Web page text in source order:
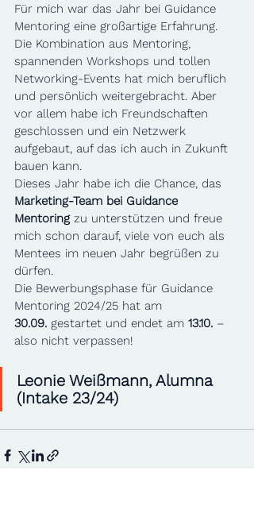
Für mich war das Jahr bei Guidance
Mentoring eine großartige Erfahrung.
Die Kombination aus Mentoring,
spannenden Workshops und tollen
Networking-Events hat mich beruflich
und persönlich weitergebracht. Aber
vor allem habe ich Freundschaften
geschlossen und ein Netzwerk
aufgebaut, auf das ich auch in Zukunft
bauen kann.
Dieses Jahr habe ich die Chance, das
Marketing-Team bei Guidance
Mentoring zu unterstützen und freue
mich schon darauf, viele von euch als
Mentees im neuen Jahr begrüßen zu
dürfen.
Die Bewerbungsphase für Guidance
Mentoring 2024/25 hat am
30.09. gestartet und endet am 13.10. –
also nicht verpassen!
Leonie Weißmann, Alumna
(Intake 23/24)